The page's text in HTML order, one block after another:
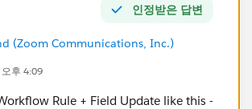
인정받은 답변
(‎‎‎‎‎‎Zoom Communications, Inc.)
후 4:09
Rule + Field Update like this -